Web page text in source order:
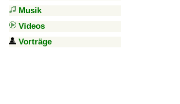
Musik
Videos
Vorträge